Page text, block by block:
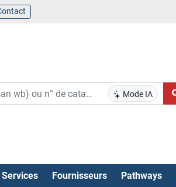
Mode IA
Fournisseurs Pathways